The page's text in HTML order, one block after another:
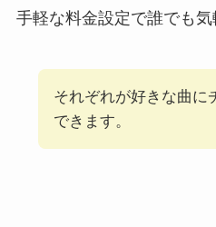
手軽な料金設定で誰でも気
それぞれが好きな曲に
できます。